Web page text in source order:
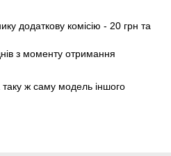
додаткову комісію - 20 грн та
з моменту отримання
таку ж саму модель іншого